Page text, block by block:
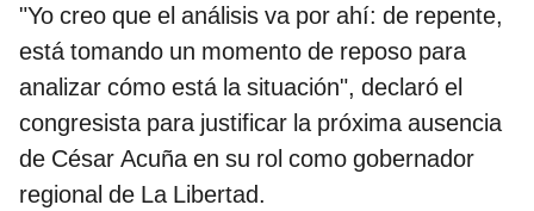
"Yo creo que el análisis va por ahí: de repente,
está tomando un momento de reposo para
analizar cómo está la situación", declaró el
congresista para justificar la próxima ausencia
de César Acuña en su rol como gobernador
regional de La Libertad.